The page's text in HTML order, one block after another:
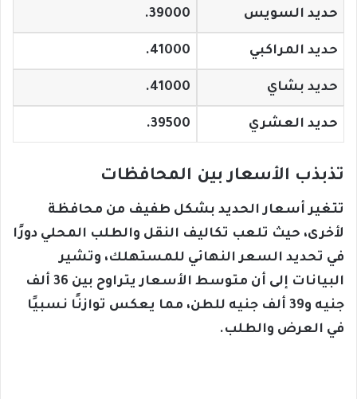
حديد السويس 39000.
حديد المراكبي 41000.
حديد بشاي 41000.
حديد العشري 39500.
تذبذب الأسعار بين المحافظات
تتغير أسعار الحديد بشكل طفيف من محافظة
لأخرى، حيث تلعب تكاليف النقل والطلب المحلي دورًا
في تحديد السعر النهائي للمستهلك، وتشير
البيانات إلى أن متوسط الأسعار يتراوح بين 36 ألف
جنيه و39 ألف جنيه للطن، مما يعكس توازنًا نسبيًا
في العرض والطلب.